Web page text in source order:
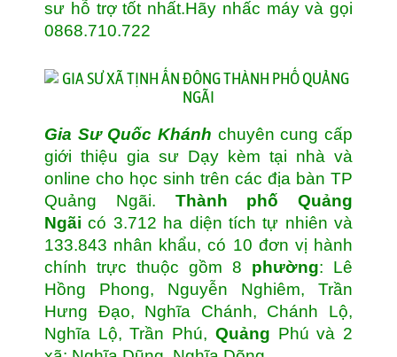
sư hỗ trợ tốt nhất.Hãy nhấc máy và gọi
0868.710.722
Gia Sư Quốc Khánh chuyên cung cấp
giới thiệu gia sư Dạy kèm tại nhà và
online cho học sinh trên các địa bàn TP
Quảng Ngãi. Thành phố Quảng
Ngãi có 3.712 ha diện tích tự nhiên và
133.843 nhân khẩu, có 10 đơn vị hành
chính trực thuộc gồm 8 phường: Lê
Hồng Phong, Nguyễn Nghiêm, Trần
Hưng Đạo, Nghĩa Chánh, Chánh Lộ,
Nghĩa Lộ, Trần Phú, Quảng Phú và 2